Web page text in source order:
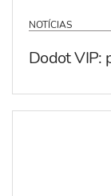
NOTÍCIAS
Dodot VIP: